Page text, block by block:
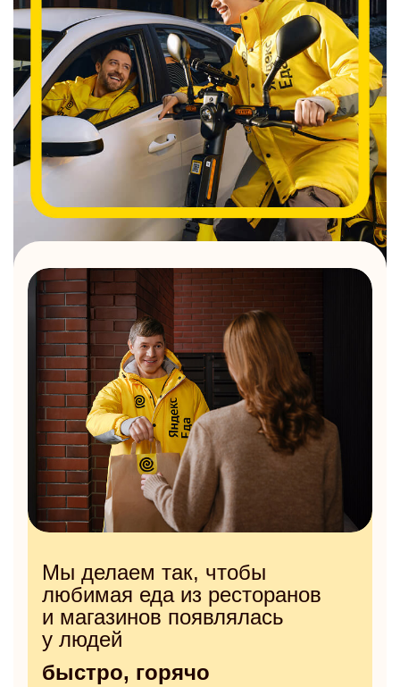
Мы делаем так, чтобы
любимая еда из ресторанов
и магазинов появлялась
у людей
быстро, горячо